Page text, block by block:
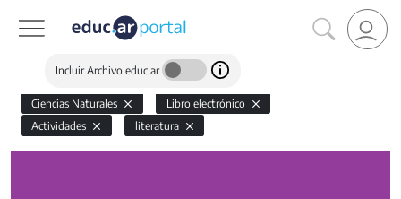
Incluir Archivo educ.ar
Ciencias Naturales
Libro electrónico
Actividades
literatura